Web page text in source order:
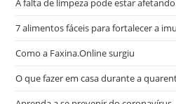
A falta de limpeza pode estar
7 alimentos fáceis para fortalecer a
Como a Faxina.Online surgiu
O que fazer em casa durante a